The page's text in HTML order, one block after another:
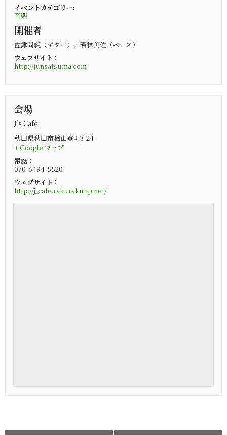
イベントカテゴリー:
音楽
開催者
佐津間純（ギター）、若林美佐（ベース）
ウェブサイト：
http://junsatsuma.com
会場
J’s Cafe
秋田県秋田市楢山登町3-24
+ Google マップ
電話：
070-6494-5520
ウェブサイト：
http://j_cafe.rakurakuhp.net/